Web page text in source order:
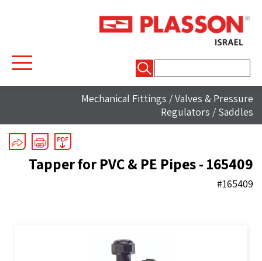
Mechanical Fittings /Valves & Pressure
Regulators / Saddles
Tapper for PVC & PE Pipes - 165409
#165409